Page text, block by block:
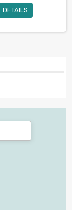
DETAILS